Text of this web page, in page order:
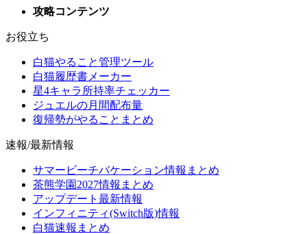
攻略コンテンツ
お役立ち
白猫やること管理ツール
白猫履歴書メーカー
星4キャラ所持率チェッカー
ジュエルの月間配布量
復帰勢がやることまとめ
速報/最新情報
サマービーチバケーション情報まとめ
茶熊学園2027情報まとめ
アップデート最新情報
インフィニティ(Switch版)情報
白猫速報まとめ